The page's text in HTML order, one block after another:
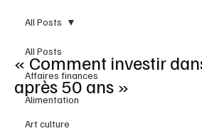
All Posts
Affaires finances
Alimentation
Art culture
All Posts
« Comment investir
après 50 ans »